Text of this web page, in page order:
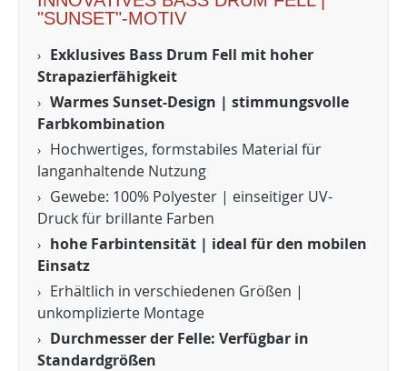
"SUNSET"-MOTIV
Exklusives Bass Drum Fell mit hoher
Strapazierfähigkeit
Warmes Sunset-Design | stimmungsvolle
Farbkombination
Hochwertiges, formstabiles Material für
langanhaltende Nutzung
Gewebe: 100% Polyester | einseitiger UV-
Druck für brillante Farben
hohe Farbintensität | ideal für den mobilen
Einsatz
Erhältlich in verschiedenen Größen |
unkomplizierte Montage
Durchmesser der Felle: Verfügbar in
Standardgrößen